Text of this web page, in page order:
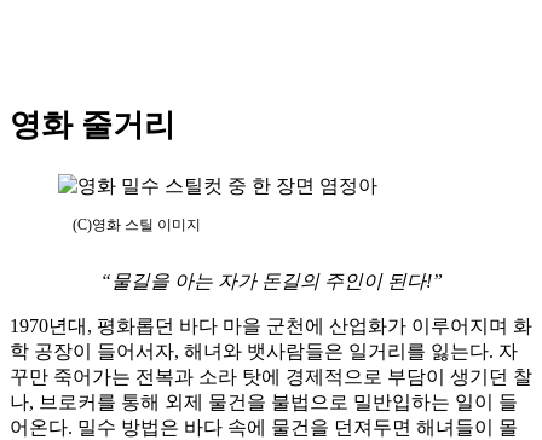
영화 줄거리
(C)영화 스틸 이미지
“물길을 아는 자가 돈길의 주인이 된다!”
1970년대, 평화롭던 바다 마을 군천에 산업화가 이루어지며 화
학 공장이 들어서자, 해녀와 뱃사람들은 일거리를 잃는다. 자
꾸만 죽어가는 전복과 소라 탓에 경제적으로 부담이 생기던 찰
나, 브로커를 통해 외제 물건을 불법으로 밀반입하는 일이 들
어온다. 밀수 방법은 바다 속에 물건을 던져두면 해녀들이 몰